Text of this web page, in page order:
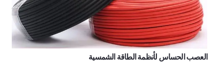
العصب الحساس لأنظمة الطاقة الشمسية